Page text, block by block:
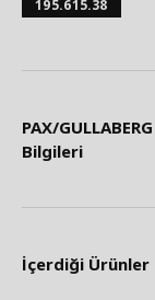
195.615.38
PAX/
Bilgileri
İçerdiği Ürünler